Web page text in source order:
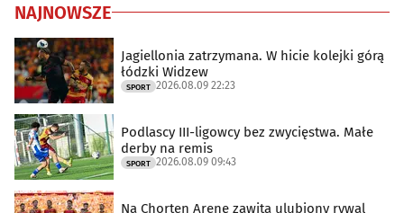
NAJNOWSZE
Jagiellonia zatrzymana. W hicie kolejki górą
łódzki Widzew
SPORT 2026.08.09 22:23
Podlascy III-ligowcy bez zwycięstwa. Małe
derby na remis
SPORT 2026.08.09 09:43
Na Chorten Arenę zawita ulubiony rywal